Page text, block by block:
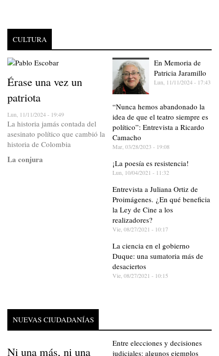
CULTURA
Érase una vez un
patriota
Lun, 11/11/2024 - 19:49
La historia jamás contada del
asesinato político que cambió la
historia de Colombia
La conjura
En Memoria de
Patricia Jaramillo
Lun, 11/11/2024 - 17:43
“Nunca hemos abandonado la
idea de que el teatro siempre es
político”: Entrevista a Ricardo
Camacho
Mar, 03/28/2023 - 19:08
¡La poesía es resistencia!
Lun, 10/04/2021 - 11:32
Entrevista a Juliana Ortiz de
Proimágenes. ¿En qué beneficia
la Ley de Cine a los
realizadores?
Vie, 08/27/2021 - 10:17
La ciencia en el gobierno
Duque: una sumatoria más de
desaciertos
Vie, 08/27/2021 - 10:15
NUEVAS CIUDADANÍAS
Ni una más, ni una
Entre elecciones y decisiones
judiciales: algunos ejemplos